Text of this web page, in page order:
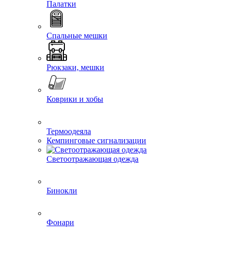
Палатки
Спальные мешки
Рюкзаки, мешки
Коврики и хобы
Термоодеяла
Кемпинговые сигнализации
Светоотражающая одежда
Бинокли
Фонари